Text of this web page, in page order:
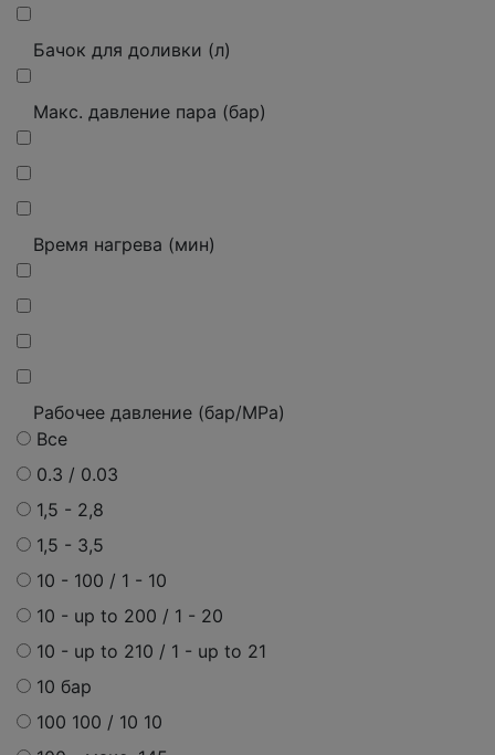
Бачок для доливки (л)
Макс. давление пара (бар)
Время нагрева (мин)
Рабочее давление (бар/MPa)
Все
0.3 / 0.03
1,5 - 2,8
1,5 - 3,5
10 - 100 / 1 - 10
10 - up to 200 / 1 - 20
10 - up to 210 / 1 - up to 21
10 бар
100 100 / 10 10